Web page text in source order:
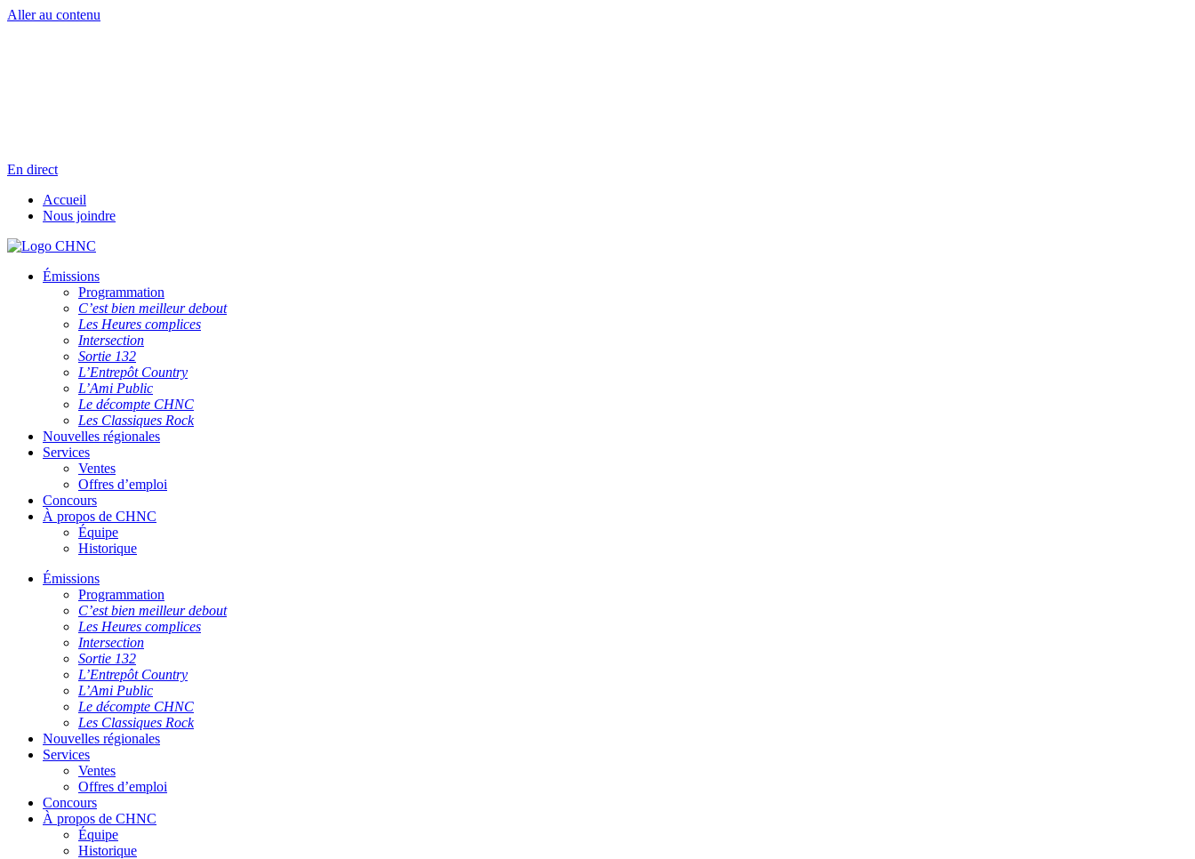
Aller au contenu
En direct
Accueil
Nous joindre
Émissions
Programmation
C’est bien meilleur debout
Les Heures complices
Intersection
Sortie 132
L’Entrepôt Country
L’Ami Public
Le décompte CHNC
Les Classiques Rock
Nouvelles régionales
Services
Ventes
Offres d’emploi
Concours
À propos de CHNC
Équipe
Historique
Émissions
Programmation
C’est bien meilleur debout
Les Heures complices
Intersection
Sortie 132
L’Entrepôt Country
L’Ami Public
Le décompte CHNC
Les Classiques Rock
Nouvelles régionales
Services
Ventes
Offres d’emploi
Concours
À propos de CHNC
Équipe
Historique